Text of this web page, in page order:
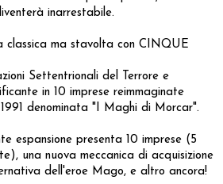
inarrestabile.
classica ma stavolta con CINQUE
Settentrionali del Terrore e
in 10 imprese reimmaginate
denominata "I Maghi di Morcar".
espansione presenta 10 imprese (5
una nuova meccanica di acquisizione
dell'eroe Mago, e altro ancora!